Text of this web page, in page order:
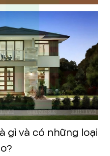
gì và có những loại